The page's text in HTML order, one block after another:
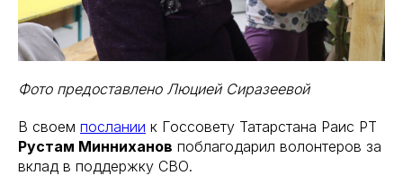
Фото предоставлено Люцией Сиразеевой
В своем послании к Госсовету Татарстана Раис РТ
Рустам Минниханов поблагодарил волонтеров за
вклад в поддержку СВО.